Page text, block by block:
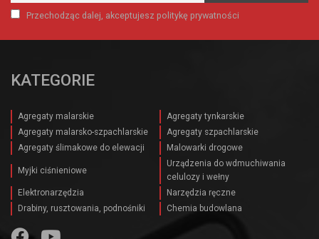
Przechodząc dalej, akceptujesz politykę prywatności
KATEGORIE
Agregaty malarskie
Agregaty tynkarskie
Agregaty malarsko-szpachlarskie
Agregaty szpachlarskie
Agregaty ślimakowe do elewacji
Malowarki drogowe
Myjki ciśnieniowe
Urządzenia do wdmuchiwania
celulozy i wełny
Elektronarzędzia
Narzędzia ręczne
Drabiny, rusztowania, podnośniki
Chemia budowlana